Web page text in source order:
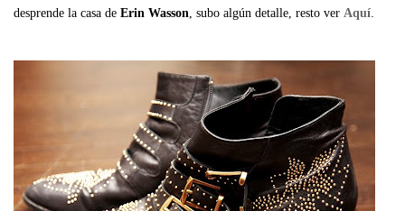
desprende la casa de Erin Wasson , subo algún detalle, resto ver Aquí.